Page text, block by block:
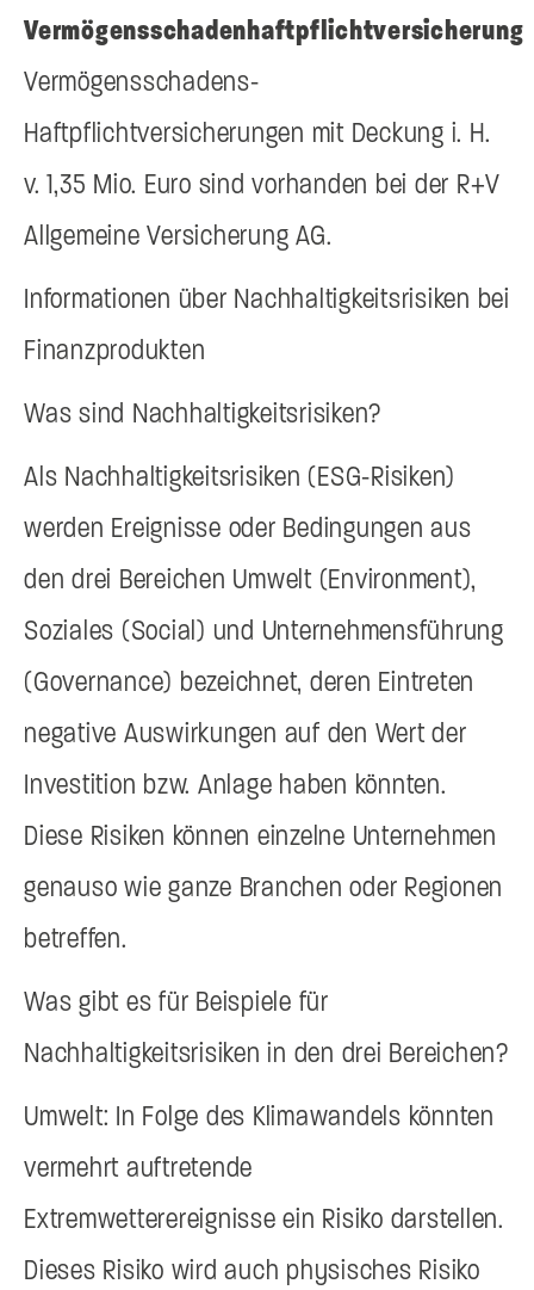
Vermögensschadenhaftpflichtversicherung
Vermögensschadens-
Haftpflichtversicherungen mit Deckung i. H.
v. 1,35 Mio. Euro sind vorhanden bei der R+V
Allgemeine Versicherung AG.
Informationen über Nachhaltigkeitsrisiken bei
Finanzprodukten
Was sind Nachhaltigkeitsrisiken?
Als Nachhaltigkeitsrisiken (ESG-Risiken)
werden Ereignisse oder Bedingungen aus
den drei Bereichen Umwelt (Environment),
Soziales (Social) und Unternehmensführung
(Governance) bezeichnet, deren Eintreten
negative Auswirkungen auf den Wert der
Investition bzw. Anlage haben könnten.
Diese Risiken können einzelne Unternehmen
genauso wie ganze Branchen oder Regionen
betreffen.
Was gibt es für Beispiele für
Nachhaltigkeitsrisiken in den drei Bereichen?
Umwelt: In Folge des Klimawandels könnten
vermehrt auftretende
Extremwetterereignisse ein Risiko darstellen.
Dieses Risiko wird auch physisches Risiko